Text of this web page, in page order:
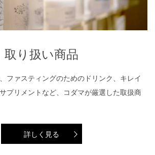
取り扱い商品
ファスティングのためのドリンク、キレイ
プリメントなど、コダマが厳選した取扱商
詳しく見る